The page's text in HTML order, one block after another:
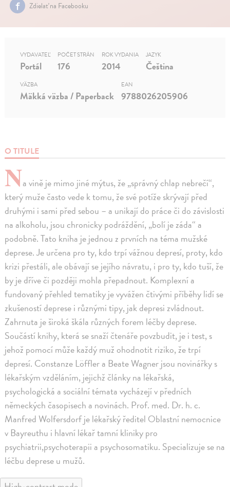
Zdielať na Facebooku
O TITULE
Na vině je mimo jiné mýtus, že „správný chlap nebrečí“,
který muže často vede k tomu, že své potíže skrývají před
druhými i sami před sebou – a unikají do práce či do závislosti
na alkoholu, jsou chronicky podráždění, „bolí je záda“ a
podobně. Tato kniha je jednou z prvních na téma mužské
deprese. Je určena pro ty, kdo trpí vážnou depresí, proty, kdo
krizi přestáli, ale obávají se jejího návratu, i pro ty, kdo tuší, že
by je dříve či později mohla přepadnout. Komplexní a
fundovaný přehled tematiky je vyvážen čtivými příběhy lidí se
zkušeností deprese i různými tipy, jak depresi zvládnout.
Zahrnuta je široká škála různých forem léčby deprese.
Součástí knihy, která se snaží čtenáře povzbudit, je i test, s
jehož pomocí může každý muž ohodnotit riziko, že trpí
depresí. Constanze Löffler a Beate Wagner jsou novinářky s
lékařským vzděláním, jejichž články na lékařská,
psychologická a sociální témata vycházejí v předních
německých časopisech a novinách. Prof. med. Dr. h. c.
Manfred Wolfersdorf je lékařský ředitel Oblastní nemocnice
v Bayreuthu i hlavní lékař tamní kliniky pro
psychiatrii,psychoterapii a psychosomatiku. Specializuje se na
léčbu deprese u mužů.
VYDAVATEĽ
Portál
POČET STRÁN
176
ROK VYDANIA
2014
JAZYK
Čeština
VÄZBA
Mäkká väzba / Paperback
EAN
9788026205906